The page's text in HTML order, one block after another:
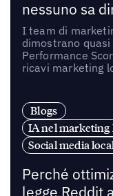
nessuno sa
I team di
dimostrano
Performance
ricavi marketing
Blogs
IA nel marketing
Social media
Perché
legge Reddit